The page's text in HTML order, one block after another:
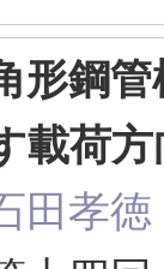
形鋼
載荷
田孝徳